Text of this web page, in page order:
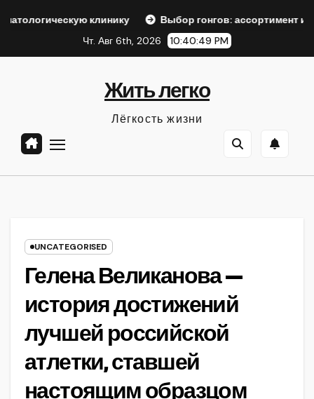
клинику
Выбор гонгов: ассортимент и
Чт. Авг 6th, 2026
10:40:50 PM
Жить легко
Лёгкость жизни
UNCATEGORISED
Гелена Великанова —
история достижений
лучшей российской
атлетки, ставшей
настоящим образцом